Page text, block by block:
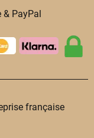
& PayPal
française